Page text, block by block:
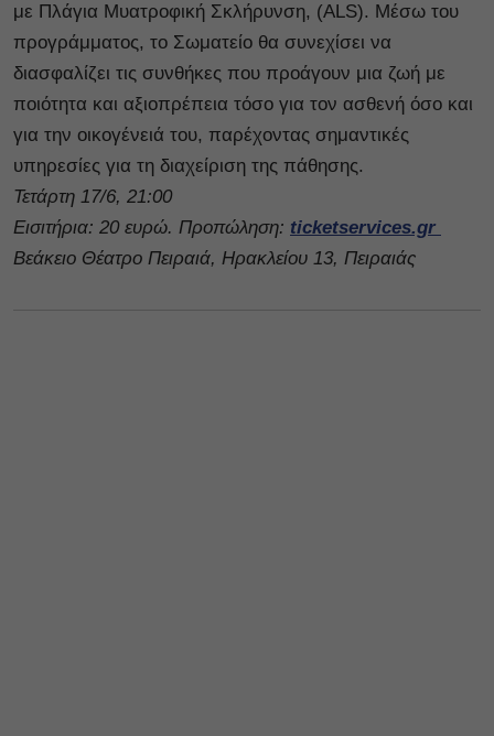
με Πλάγια Μυατροφική Σκλήρυνση, (ALS). Μέσω του
προγράμματος, το Σωματείο θα συνεχίσει να
διασφαλίζει τις συνθήκες που προάγουν μια ζωή με
ποιότητα και αξιοπρέπεια τόσο για τον ασθενή όσο και
για την οικογένειά του, παρέχοντας σημαντικές
υπηρεσίες για τη διαχείριση της πάθησης.
Τετάρτη 17/6, 21:00
Εισιτήρια: 20 ευρώ. Προπώληση: ticketservices.gr
Βεάκειο Θέατρο Πειραιά, Ηρακλείου 13, Πειραιάς